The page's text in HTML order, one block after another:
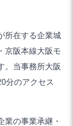
所在する企業城
京阪本線大阪モ
。当事務所大阪
分のアクセス
業の事業承継・